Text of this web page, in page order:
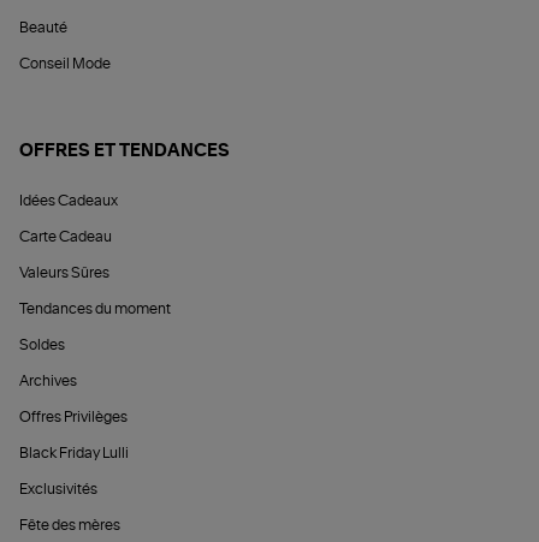
Beauté
Conseil Mode
OFFRES ET TENDANCES
Idées Cadeaux
Carte Cadeau
Valeurs Sûres
Tendances du moment
Soldes
Archives
Offres Privilèges
Black Friday Lulli
Exclusivités
Fête des mères